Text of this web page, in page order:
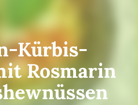
Kürbis-
Rosmarin